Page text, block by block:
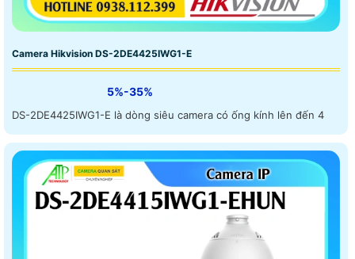
Camera Hikvision DS-2DE4425IWG1-E
5%-35%
DS-2DE4425IWG1-E là dòng siêu camera có ống kính lên đến 4